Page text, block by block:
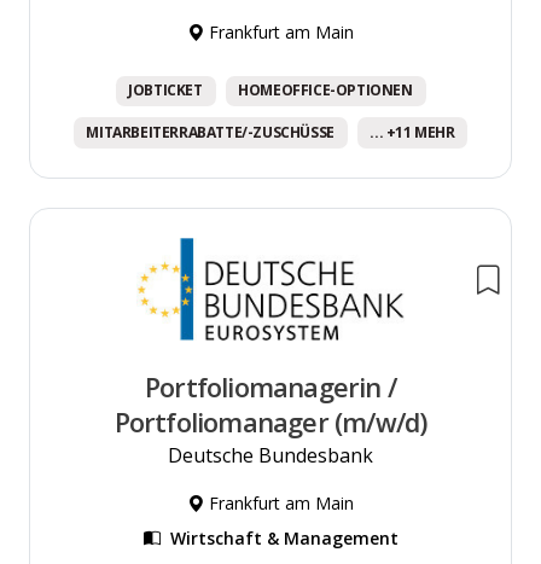
Frankfurt am Main
JOBTICKET HOMEOFFICE-OPTIONEN
MITARBEITERRABATTE/-ZUSCHÜSSE ... +11 MEHR
Portfoliomanagerin /
Portfoliomanager (m/w/d)
Deutsche Bundesbank
Frankfurt am Main
Wirtschaft & Management